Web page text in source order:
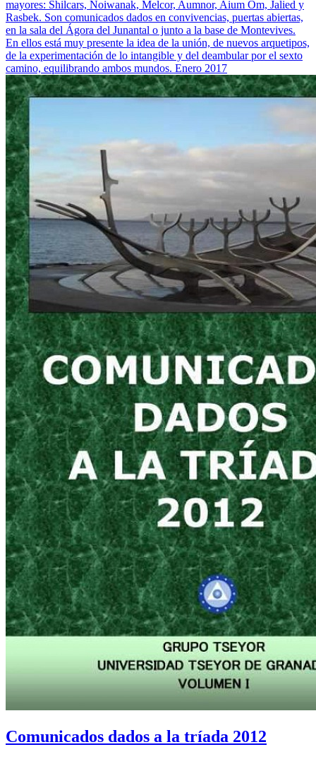
mayores: Shilcars, Noiwanak, Melcor, Aumnor, Aium Om, Jalied y
Rasbek. Son comunicados dados en convivencias, puertas abiertas,
en la sala del Ágora del Junantal o junto a la base de Montevives.
En ellos está muy presente la idea de la unión, de nuevos arquetipos,
de la experimentación de lo intangible y del deambular por el sexto
camino, equilibrando ambos mundos. Enero 2017
Comunicados dados a la tríada 2012